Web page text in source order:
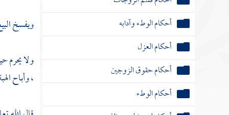
أحكام الوطء وآدابه
أحكام العزل
أحكام حقوق الزوجين
أحكام الوطء
أحكام لبس الحرير والذهب
ويفسخ
ولا يحرم
، وأباح